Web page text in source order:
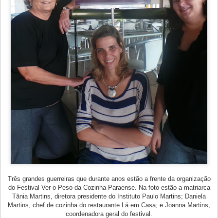
Três grandes guerreiras que durante anos estão a frente da organização
do Festival Ver o Peso da Cozinha Paraense. Na foto estão a matriarca
Tânia Martins, diretora presidente do Instituto Paulo Martins; Daniela
Martins, chef de cozinha do restaurante Lá em Casa; e Joanna Martins,
coordenadora geral do festival.